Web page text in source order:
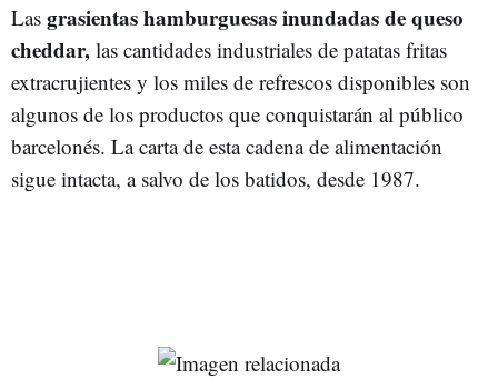
Las grasientas hamburguesas inundadas de queso
cheddar, las cantidades industriales de patatas fritas
extracrujientes y los miles de refrescos disponibles son
algunos de los productos que conquistarán al público
barcelonés. La carta de esta cadena de alimentación
sigue intacta, a salvo de los batidos, desde 1987.